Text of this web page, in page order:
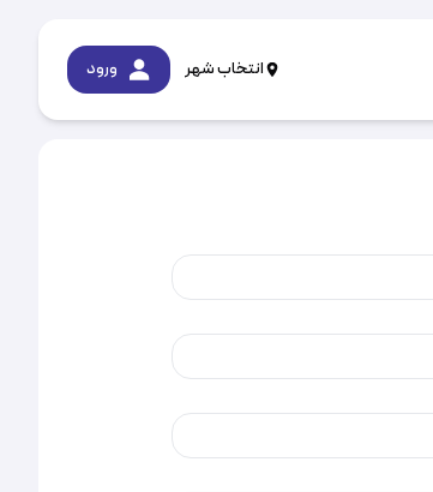
انتخاب شهر ورود